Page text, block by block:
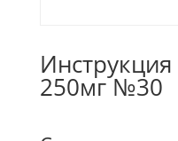
250мг №30